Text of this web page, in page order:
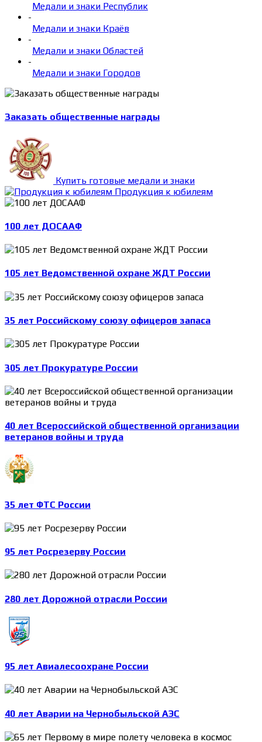
Медали и знаки Республик
-
Медали и знаки Краёв
-
Медали и знаки Областей
-
Медали и знаки Городов
Заказать общественные награды
Купить готовые медали и знаки
Продукция к юбилеям
100 лет ДОСААФ
105 лет Ведомственной охране ЖДТ России
35 лет Российскому союзу офицеров запаса
305 лет Прокуратуре России
40 лет Всероссийской общественной организации
ветеранов войны и труда
35 лет ФТС России
95 лет Росрезерву России
280 лет Дорожной отрасли России
95 лет Авиалесоохране России
40 лет Аварии на Чернобыльской АЭС